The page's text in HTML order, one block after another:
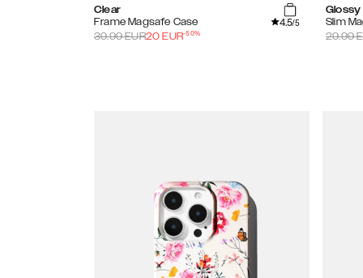
Clear
Frame Magsafe Case
4.5/5
39.99EUR20 EUR-50%
Glossy
Slim
29.99